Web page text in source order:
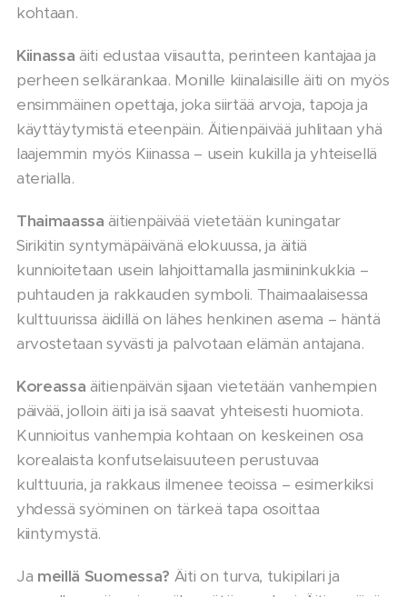
kohtaan.
Kiinassa äiti edustaa viisautta, perinteen kantajaa ja
perheen selkärankaa. Monille kiinalaisille äiti on myös
ensimmäinen opettaja, joka siirtää arvoja, tapoja ja
käyttäytymistä eteenpäin. Äitienpäivää juhlitaan yhä
laajemmin myös Kiinassa – usein kukilla ja yhteisellä
aterialla.
Thaimaassa äitienpäivää vietetään kuningatar
Sirikitin syntymäpäivänä elokuussa, ja äitiä
kunnioitetaan usein lahjoittamalla jasmiininkukkia –
puhtauden ja rakkauden symboli. Thaimaalaisessa
kulttuurissa äidillä on lähes henkinen asema – häntä
arvostetaan syvästi ja palvotaan elämän antajana.
Koreassa äitienpäivän sijaan vietetään vanhempien
päivää, jolloin äiti ja isä saavat yhteisesti huomiota.
Kunnioitus vanhempia kohtaan on keskeinen osa
korealaista konfutselaisuuteen perustuvaa
kulttuuria, ja rakkaus ilmenee teoissa – esimerkiksi
yhdessä syöminen on tärkeä tapa osoittaa
kiintymystä.
Ja meillä Suomessa? Äiti on turva, tukipilari ja